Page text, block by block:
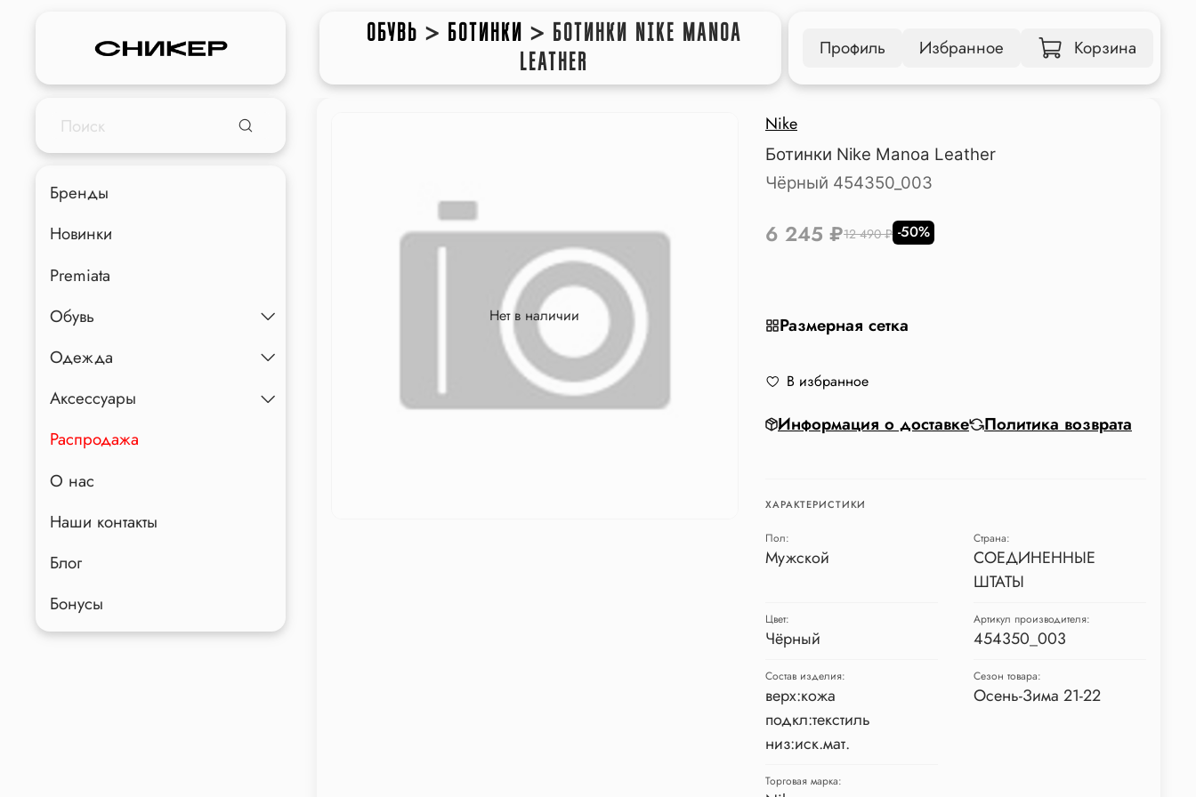
ОБУВЬ > БОТИНКИ > БОТИНКИ NIKE MANOA
LEATHER
Профиль Избранное Корзина
Нет в наличии
Nike
Ботинки Nike Manoa Leather
Чёрный 454350_003
Размерная сетка
6 245 ₽12 490 ₽ -50%
В избранное
Информация о доставке Политика возврата
ХАРАКТЕРИСТИКИ
Пол:
Мужской
Страна:
СОЕДИНЕННЫЕ
ШТАТЫ
Цвет:
Чёрный
Артикул производителя:
454350_003
Состав изделия:
верх:кожа
подкл:текстиль
низ:иск.мат.
Сезон товара:
Осень-Зима 21-22
Торговая марка:
Бренды
Новинки
Premiata
Обувь
Одежда
Аксессуары
Распродажа
О нас
Наши контакты
Блог
Бонусы